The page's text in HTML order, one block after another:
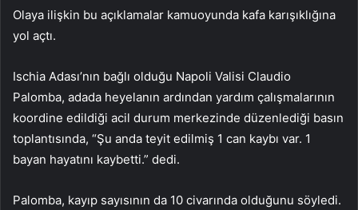
Olaya ilişkin bu açıklamalar kamuoyunda kafa karışıklığına
yol açtı.
Ischia Adası’nın bağlı olduğu Napoli Valisi Claudio
Palomba, adada heyelanın ardından yardım çalışmalarının
koordine edildiği acil durum merkezinde düzenlediği basın
toplantısında, “Şu anda teyit edilmiş 1 can kaybı var. 1
bayan hayatını kaybetti.” dedi.
Palomba, kayıp sayısının da 10 civarında olduğunu söyledi.